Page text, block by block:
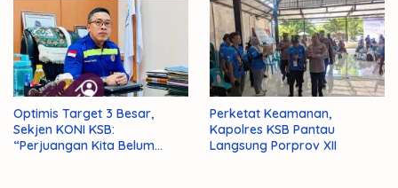
Optimis Target 3 Besar,
Sekjen KONI KSB:
“Perjuangan Kita Belum
Perketat Keamanan,
Kapolres KSB Pantau
Langsung Porprov XII